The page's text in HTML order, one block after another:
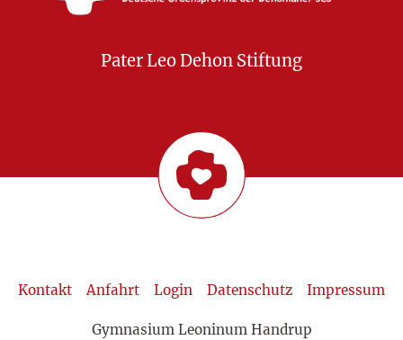
Pater Leo Dehon Stiftung
Kontakt Anfahrt Login Datenschutz Impressum
Gymnasium Leoninum Handrup